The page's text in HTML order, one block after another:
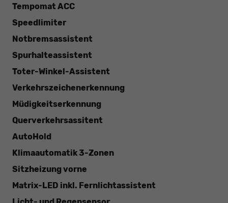
Tempomat ACC
Speedlimiter
Notbremsassistent
Spurhalteassistent
Toter-Winkel-Assistent
Verkehrszeichenerkennung
Müdigkeitserkennung
Querverkehrsassitent
AutoHold
Klimaautomatik 3-Zonen
Sitzheizung vorne
Matrix-LED inkl. Fernlichtassistent